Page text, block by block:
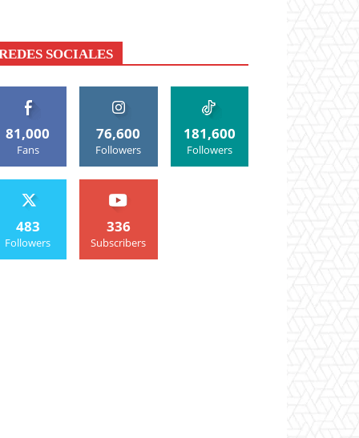
SOCIALES
81,000
Fans
76,600
Followers
181,600
Followers
483
Followers
336
Subscribers